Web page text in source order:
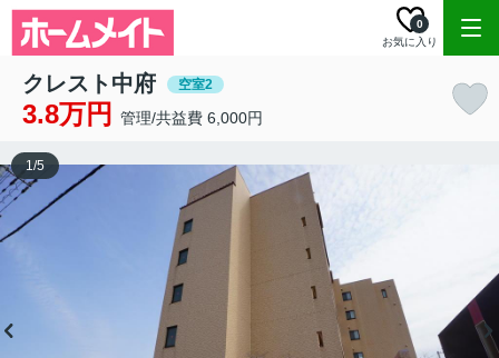
お気に入り
0
クレスト中府 空室2
3.8万円 管理/共益費 6,000円
1/5